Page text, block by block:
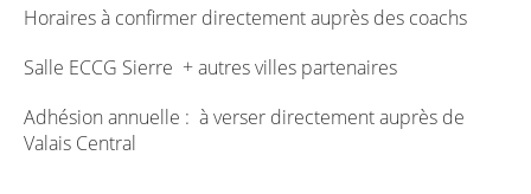
Horaires à confirmer directement auprès des coachs
Salle ECCG Sierre + autres villes partenaires
Adhésion annuelle : à verser directement auprès de
Valais Central